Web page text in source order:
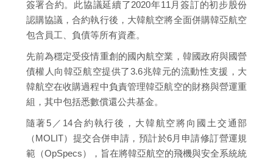
簽署合約。此協議延續了2020年11月簽訂的初步股份
認購協議，合約執行後，大韓航空將全面併購韓亞航空
包含員工、負債等所有資產。
先前為穩定受疫情重創的國內航空業，韓國政府與國營
債權人向韓亞航空提供了3.6兆韓元的流動性支援，大
韓航空在收購過程中負責管理韓亞航空的財務與營運重
組，其中包括悉數償還公共基金。
隨著5／14合約執行後，大韓航空將向國土交通部
（MOLIT）提交合併申請，預計於6月申請修訂營運規
範（OpSpecs），旨在將韓亞航空的飛機與安全系統統